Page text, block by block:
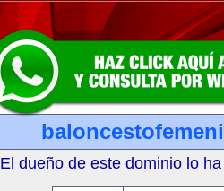
El dueño de este dominio lo